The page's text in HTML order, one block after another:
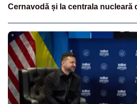
Cernavodă și la centrala nucleară